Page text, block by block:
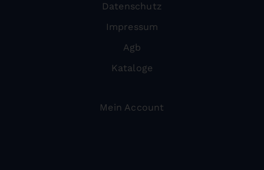
Datenschutz
Impressum
Agb
Kataloge
Mein Account